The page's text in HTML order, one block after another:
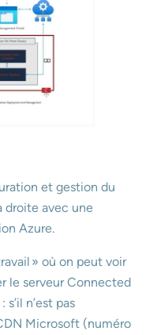
et gestion du
droite avec une
Azure.
» où on peut voir
le serveur Connected
n’est pas
Microsoft (numéro